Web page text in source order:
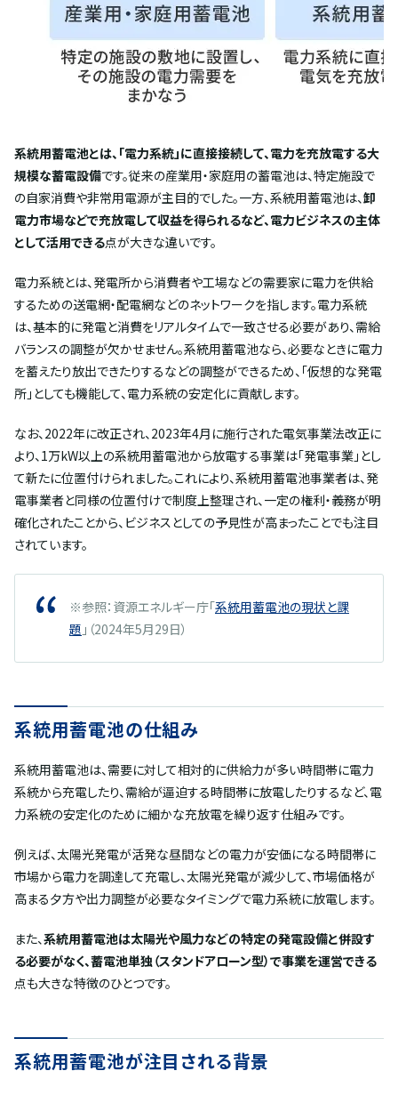
系統用蓄電池とは、「電力系統」に直接接続して、電力を充放電する大
規模な蓄電設備です。従来の産業用・家庭用の蓄電池は、特定施設で
の自家消費や非常用電源が主目的でした。一方、系統用蓄電池は、卸
電力市場などで充放電して収益を得られるなど、電力ビジネスの主体
として活用できる点が大きな違いです。
電力系統とは、発電所から消費者や工場などの需要家に電力を供給
するための送電網・配電網などのネットワークを指します。電力系統
は、基本的に発電と消費をリアルタイムで一致させる必要があり、需給
バランスの調整が欠かせません。系統用蓄電池なら、必要なときに電力
を蓄えたり放出できたりするなどの調整ができるため、「仮想的な発電
所」としても機能して、電力系統の安定化に貢献します。
なお、2022年に改正され、2023年4月に施行された電気事業法改正に
より、1万kW以上の系統用蓄電池から放電する事業は「発電事業」とし
て新たに位置付けられました。これにより、系統用蓄電池事業者は、発
電事業者と同様の位置付けで制度上整理され、一定の権利・義務が明
確化されたことから、ビジネスとしての予見性が高まったことでも注目
されています。
※参照：資源エネルギー庁「系統用蓄電池の現状と課
題 」（2024年5月29日）
系統用蓄電池の仕組み
系統用蓄電池は、需要に対して相対的に供給力が多い時間帯に電力
系統から充電したり、需給が逼迫する時間帯に放電したりするなど、電
力系統の安定化のために細かな充放電を繰り返す仕組みです。
例えば、太陽光発電が活発な昼間などの電力が安価になる時間帯に
市場から電力を調達して充電し、太陽光発電が減少して、市場価格が
高まる夕方や出力調整が必要なタイミングで電力系統に放電します。
また、系統用蓄電池は太陽光や風力などの特定の発電設備と併設す
る必要がなく、蓄電池単独（スタンドアローン型）で事業を運営できる
点も大きな特徴のひとつです。
系統用蓄電池が注目される背景